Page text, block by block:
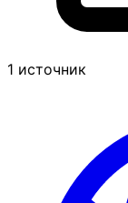
1 источник